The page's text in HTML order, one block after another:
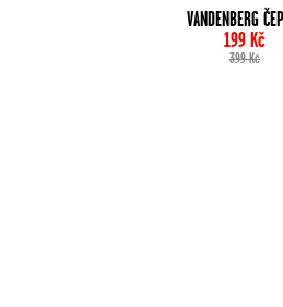
VANDENBERG
199Kč
399Kč